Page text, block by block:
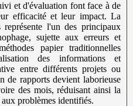
et d'évaluation font face à de
efficacité et leur impact. La
représente l'un des principaux
sujette aux erreurs et
papier traditionnelles
des informations et
entre différents projets ou
de rapports devient laborieuse
des mois, réduisant ainsi la
problèmes identifiés.